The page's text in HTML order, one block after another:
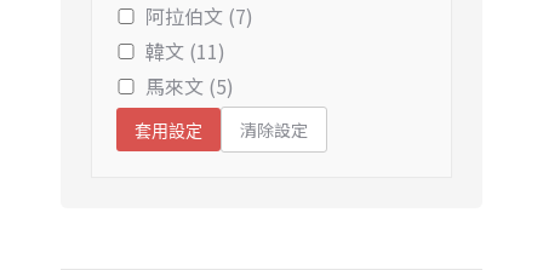
阿拉伯文 (7)
韓文 (11)
馬來文 (5)
套用設定 清除設定